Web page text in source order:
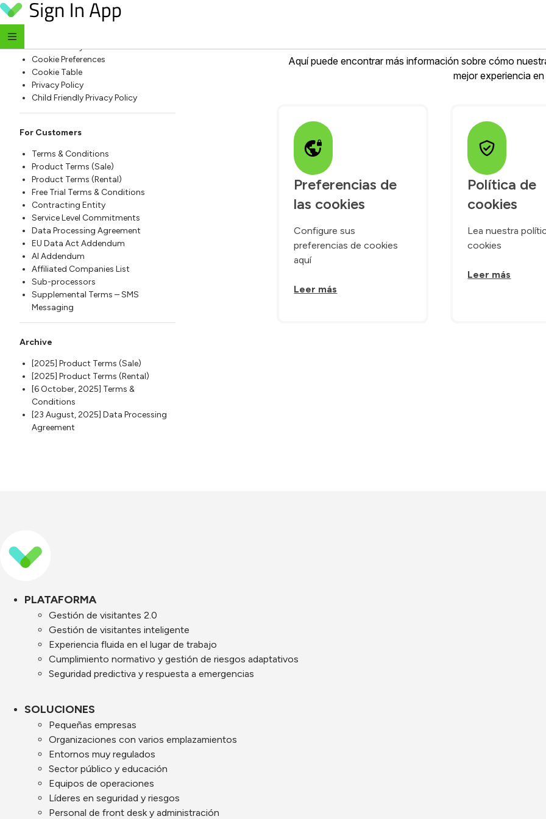
Skip to content
For Everyone
Cookie Policy
Cookie Preferences
Cookie Table
Privacy Policy
Child Friendly Privacy Policy
For Customers
Terms & Conditions
Product Terms (Sale)
Product Terms (Rental)
Free Trial Terms & Conditions
Contracting Entity
Service Level Commitments
Data Processing Agreement
EU Data Act Addendum
AI Addendum
Affiliated Companies List
Sub-processors
Supplemental Terms – SMS
Messaging
Archive
[2025] Product Terms (Sale)
[2025] Product Terms (Rental)
[6 October, 2025] Terms &
Conditions
[23 August, 2025] Data Processing
Agreement
Aquí puede encontrar más información sobre cómo
mejor experiencia
Preferencias de
las cookies
Configure sus
preferencias de cookies
aquí
Leer más
Política de
cookies
Lea nuestra
cookies
Leer más
PLATAFORMA
Gestión de visitantes 2.0
Gestión de visitantes inteligente
Experiencia fluida en el lugar de trabajo
Cumplimiento normativo y gestión de riesgos adaptativos
Seguridad predictiva y respuesta a emergencias
SOLUCIONES
Pequeñas empresas
Organizaciones con varios emplazamientos
Entornos muy regulados
Sector público y educación
Equipos de operaciones
Líderes en seguridad y riesgos
Personal de front desk y administración